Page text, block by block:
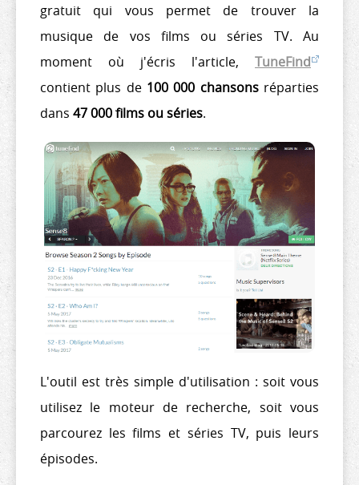
gratuit qui vous permet de trouver la
musique de vos films ou séries TV. Au
moment où j'écris l'article, TuneFind
contient plus de 100 000 chansonsréparties
dans 47 000 films ou séries.
L'outil est très simple d'utilisation : soit vous
utilisez le moteur de recherche, soit vous
parcourez les films et séries TV, puis leurs
épisodes.